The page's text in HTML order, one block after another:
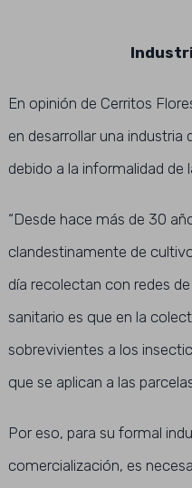
En opinión de Cerritos
en desarrollar una
debido a la informalidad de
“Desde hace más de 30
clandestinamente de
día recolectan con redes
sanitario es que en la
sobrevivientes a los
que se aplican a las
Por eso, para su formal
comercialización, es